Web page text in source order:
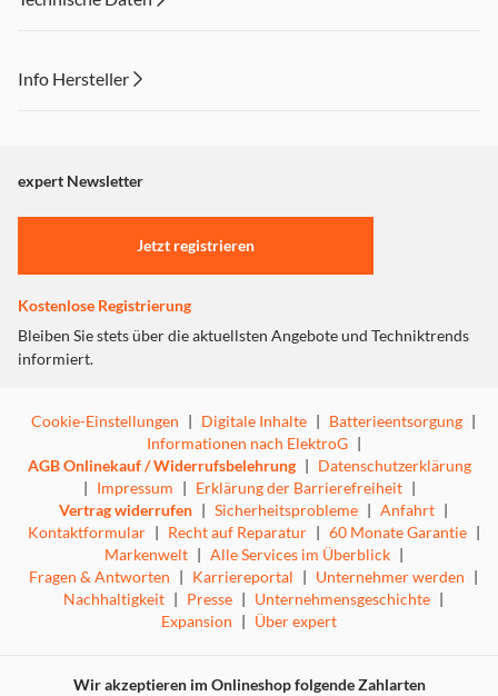
Info Hersteller
"Marketing".
Einstellungen anpassen
expert Newsletter
Jetzt registrieren
Kostenlose Registrierung
Bleiben Sie stets über die aktuellsten Angebote und Techniktrends
informiert.
Cookie-Einstellungen | Digitale Inhalte | Batterieentsorgung |
Informationen nach ElektroG |
AGB Onlinekauf / Widerrufsbelehrung | Datenschutzerklärung
| Impressum | Erklärung der Barrierefreiheit |
Vertrag widerrufen | Sicherheitsprobleme | Anfahrt |
Kontaktformular | Recht auf Reparatur | 60 Monate Garantie |
Markenwelt | Alle Services im Überblick |
Fragen & Antworten | Karriereportal | Unternehmer werden |
Nachhaltigkeit | Presse | Unternehmensgeschichte |
Expansion | Über expert
Wir akzeptieren im Onlineshop folgende Zahlarten